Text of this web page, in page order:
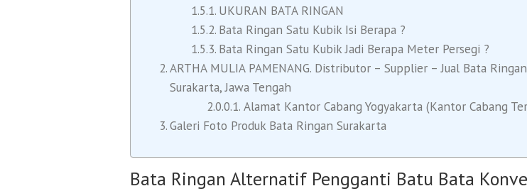
UKURAN BATA RINGAN
Bata Ringan Satu Kubik Isi Berapa ?
Bata Ringan Satu Kubik Jadi Berapa Meter Persegi ?
ARTHA MULIA PAMENANG. Distributor – Supplier – Jual Bata Ringan
Surakarta, Jawa Tengah
Alamat Kantor Cabang Yogyakarta (Kantor Cabang
Galeri Foto Produk Bata Ringan Surakarta
Bata Ringan Alternatif Pengganti Batu Bata